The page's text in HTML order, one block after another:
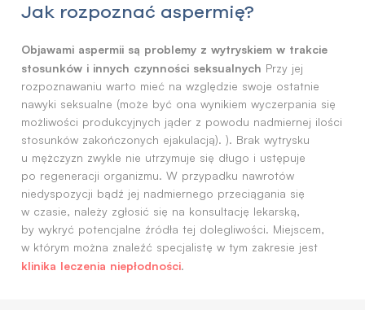
Jak rozpoznać aspermię?
Objawami aspermii są problemy z wytryskiem w trakcie
stosunków i innych czynności seksualnych Przy jej
rozpoznawaniu warto mieć na względzie swoje ostatnie
nawyki seksualne (może być ona wynikiem wyczerpania się
możliwości produkcyjnych jąder z powodu nadmiernej ilości
stosunków zakończonych ejakulacją). ). Brak wytrysku
u mężczyzn zwykle nie utrzymuje się długo i ustępuje
po regeneracji organizmu. W przypadku nawrotów
niedyspozycji bądź jej nadmiernego przeciągania się
w czasie, należy zgłosić się na konsultację lekarską,
by wykryć potencjalne źródła tej dolegliwości. Miejscem,
w którym można znaleźć specjalistę w tym zakresie jest
klinika leczenia niepłodności.